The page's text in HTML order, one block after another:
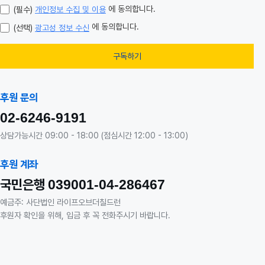
(필수) 개인정보 수집 및 이용 에 동의합니다.
(선택) 광고성 정보 수신 에 동의합니다.
구독하기
후원 문의
02-6246-9191
상담가능시간 09:00 - 18:00 (점심시간 12:00 - 13:00)
후원 계좌
국민은행 039001-04-286467
예금주: 사단법인 라이프오브더칠드런
후원자 확인을 위해, 입금 후 꼭 전화주시기 바랍니다.